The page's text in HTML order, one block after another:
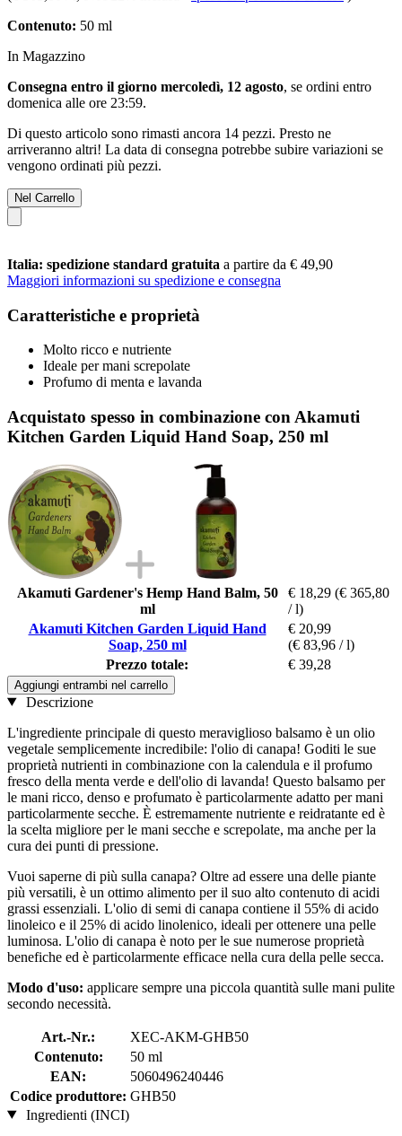
Contenuto: 50 ml
In Magazzino
Consegna entro il giorno mercoledì, 12 agosto, se ordini entro
domenica alle ore 23:59.
Di questo articolo sono rimasti ancora 14 pezzi. Presto ne
arriveranno altri! La data di consegna potrebbe subire variazioni se
vengono ordinati più pezzi.
Nel Carrello
Italia: spedizione standard gratuita a partire da € 49,90
Maggiori informazioni su spedizione e consegna
Caratteristiche e proprietà
Molto ricco e nutriente
Ideale per mani screpolate
Profumo di menta e lavanda
Acquistato spesso in combinazione con Akamuti
Kitchen Garden Liquid Hand Soap, 250 ml
Akamuti Gardener's Hemp Hand Balm, 50
ml
€ 18,29 (€ 365,80
/ l)
Akamuti Kitchen Garden Liquid Hand
Soap, 250 ml
€ 20,99
(€ 83,96 / l)
Prezzo totale:
€ 39,28
Aggiungi entrambi nel carrello
Descrizione
L'ingrediente principale di questo meraviglioso balsamo è un olio
vegetale semplicemente incredibile: l'olio di canapa! Goditi le sue
proprietà nutrienti in combinazione con la calendula e il profumo
fresco della menta verde e dell'olio di lavanda! Questo balsamo per
le mani ricco, denso e profumato è particolarmente adatto per mani
particolarmente secche. È estremamente nutriente e reidratante ed è
la scelta migliore per le mani secche e screpolate, ma anche per la
cura dei punti di pressione.
Vuoi saperne di più sulla canapa? Oltre ad essere una delle piante
più versatili, è un ottimo alimento per il suo alto contenuto di acidi
grassi essenziali. L'olio di semi di canapa contiene il 55% di acido
linoleico e il 25% di acido linolenico, ideali per ottenere una pelle
luminosa. L'olio di canapa è noto per le sue numerose proprietà
benefiche ed è particolarmente efficace nella cura della pelle secca.
Modo d'uso: applicare sempre una piccola quantità sulle mani pulite
secondo necessità.
Art.-Nr.:
XEC-AKM-GHB50
Contenuto:
50 ml
EAN:
5060496240446
Codice produttore: GHB50
Ingredienti (INCI)